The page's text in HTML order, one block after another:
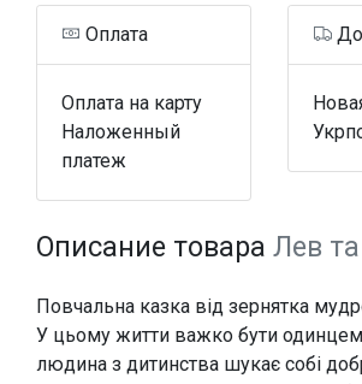
Оплата
Оплата на карту
Наложенный
платеж
Описание товара Лев
Повчальна казка від зернятка
У цьому житти важко бути
людина з дитинства шукає собі